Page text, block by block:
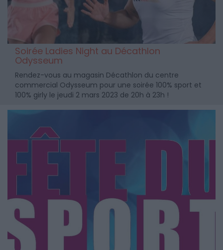
Soirée Ladies Night au Décathlon
Odysseum
Rendez-vous au magasin Décathlon du centre
commercial Odysseum pour une soirée 100% sport et
100% girly le jeudi 2 mars 2023 de 20h à 23h !